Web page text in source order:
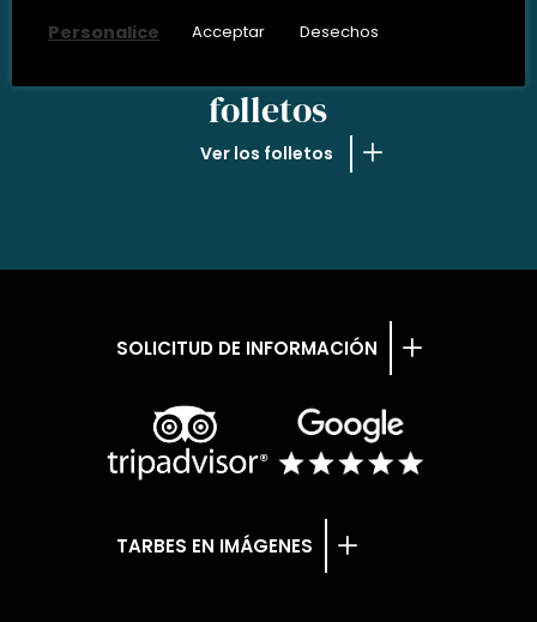
folletos
Ver los folletos
SOLICITUD DE INFORMACIÓN
TARBES EN IMÁGENES
Personalice
Acceptar Desechos